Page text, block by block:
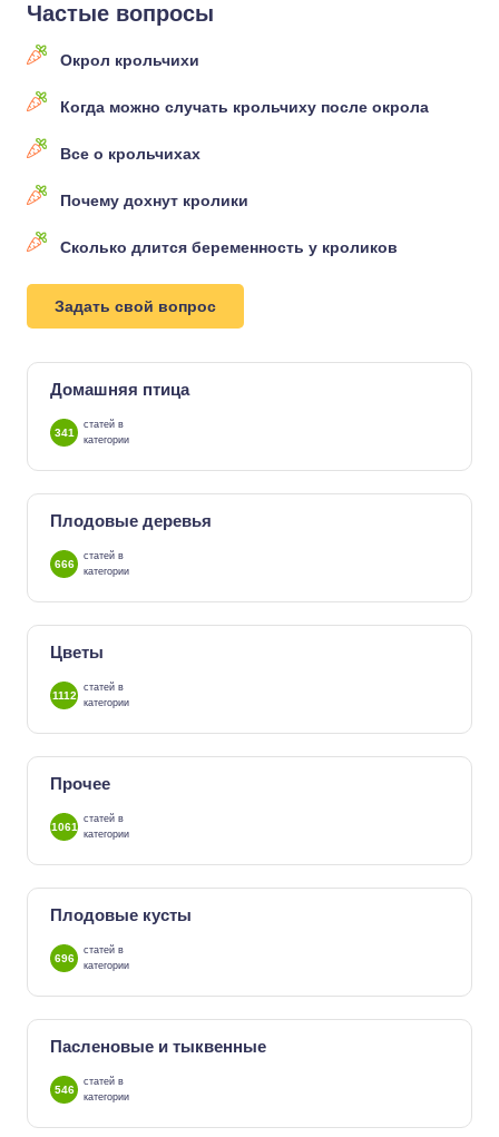
Частые вопросы
Окрол крольчихи
Когда можно случать крольчиху после окрола
Все о крольчихах
Почему дохнут кролики
Сколько длится беременность у кроликов
Задать свой вопрос
Домашняя птица
341
статей в
категории
Плодовые деревья
666
статей в
категории
Цветы
1112
статей в
категории
Прочее
1061
статей в
категории
Плодовые кусты
696
статей в
категории
Пасленовые и тыквенные
546
статей в
категории